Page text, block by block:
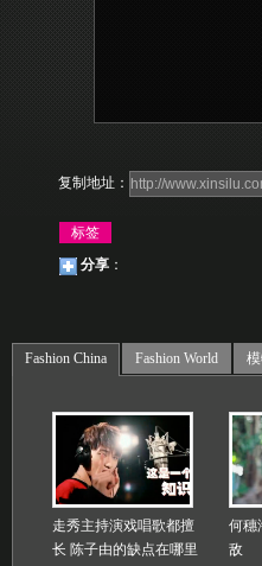
复制地址：
标签
分享 ：
Fashion China Fashion World
走秀主持演戏唱歌都擅
长 陈子由的缺点在哪里
何穗
敌